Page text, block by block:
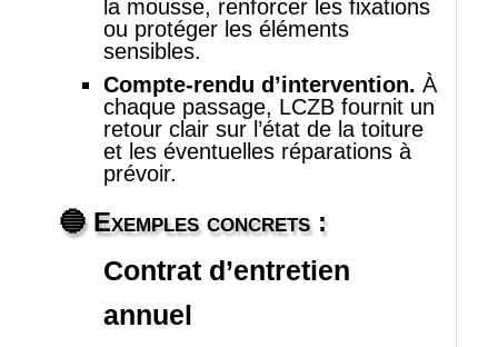
la mousse, renforcer les fixations
ou protéger les éléments
sensibles.
Compte‑rendu d’intervention. À
chaque passage, LCZB fournit un
retour clair sur l’état de la toiture
et les éventuelles réparations à
prévoir.
🔵 Exemples concrets :
Contrat d’entretien
annuel